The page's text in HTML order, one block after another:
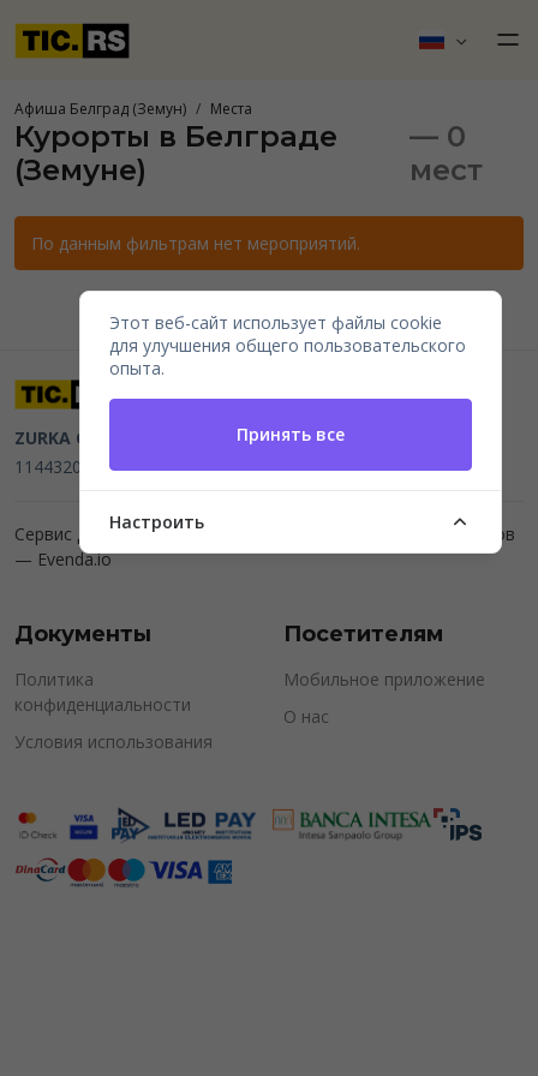
Афиша Белград (Земун) Места
Курорты в Белграде
(Земуне)
— 0
мест
По данным фильтрам нет мероприятий.
ZURKA CE BITI DOO Beograd, Kraljice Natalije 11
114432064, MB 22023195,mail@tic.rs, +381 63 173 3142
Сервис для организаторов мероприятий и продажи билетов
— Evenda.io
Документы
Политика
конфиденциальности
Условия использования
Посетителям
Мобильное приложение
О нас
Этот веб-сайт использует файлы cookie
для улучшения общего пользовательского
опыта.
Принять все
Настроить